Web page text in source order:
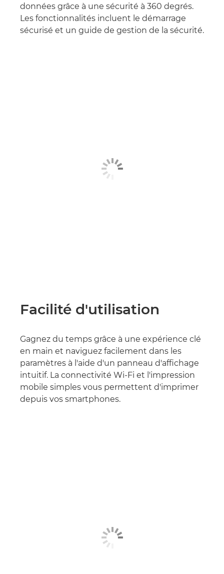
données grâce à une sécurité à 360 degrés.
Les fonctionnalités incluent le démarrage
sécurisé et un guide de gestion de la sécurité.
Facilité d'utilisation
Gagnez du temps grâce à une expérience clé
en main et naviguez facilement dans les
paramètres à l'aide d'un panneau d'affichage
intuitif. La connectivité Wi-Fi et l'impression
mobile simples vous permettent d'imprimer
depuis vos smartphones.